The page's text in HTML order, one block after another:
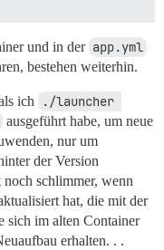
und in der app.yml
bestehen weiterhin.
ich
./launcher
ausgeführt habe, um neue
nur um
der Version
schlimmer, wenn
hat, die mit der
sich im alten Container
erhalten. . .